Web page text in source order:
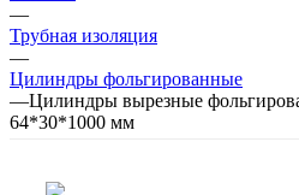
—
Трубная изоляция
—
Цилиндры фольгированные
—Цилиндры вырезные
64*30*1000 мм